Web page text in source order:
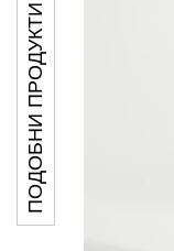
ПОДОБНИ ПРОДУКТИ